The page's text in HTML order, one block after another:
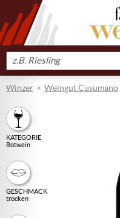
Produkt
suchen
Winzer Weingut Cusumano
KATEGORIE
Rotwein
GESCHMACK
trocken